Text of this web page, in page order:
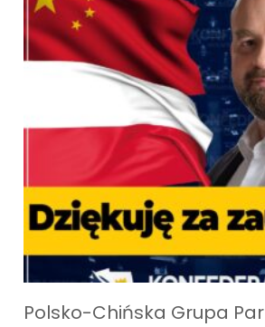
Polsko-Chińska Grupa